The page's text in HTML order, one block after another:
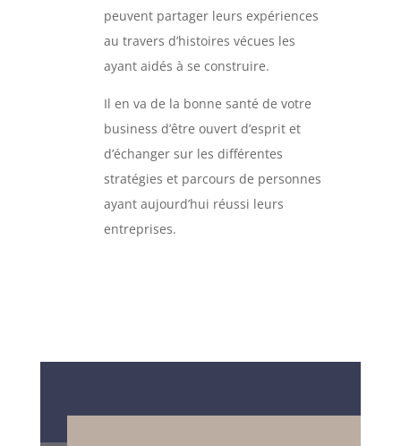
peuvent partager leurs expériences
au travers d’histoires vécues les
ayant aidés à se construire.
Il en va de la bonne santé de votre
business d’être ouvert d’esprit et
d’échanger sur les différentes
stratégies et parcours de personnes
ayant aujourd’hui réussi leurs
entreprises.